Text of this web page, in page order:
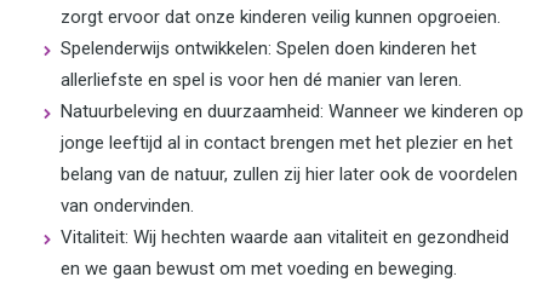
zorgt ervoor dat onze kinderen veilig kunnen opgroeien.
Spelenderwijs ontwikkelen: Spelen doen kinderen het
allerliefste en spel is voor hen dé manier van leren.
Natuurbeleving en duurzaamheid: Wanneer we kinderen op
jonge leeftijd al in contact brengen met het plezier en het
belang van de natuur, zullen zij hier later ook de voordelen
van ondervinden.
Vitaliteit: Wij hechten waarde aan vitaliteit en gezondheid
en we gaan bewust om met voeding en beweging.